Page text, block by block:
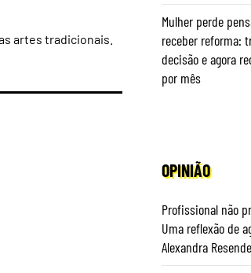
artes tradicionais.
Mulher perde
receber reforma:
decisão e agora
por mês
OPINIÃO
Profissional não
Uma reflexão de
Alexandra Resende